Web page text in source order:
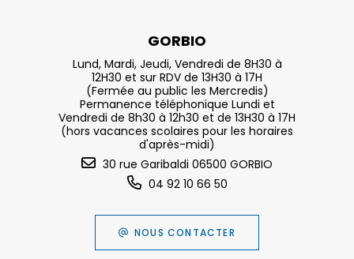
GORBIO
Lund, Mardi, Jeudi, Vendredi de 8H30 à
12H30 et sur RDV de 13H30 à 17H
(Fermée au public les Mercredis)
Permanence téléphonique Lundi et
Vendredi de 8h30 à 12h30 et de 13H30 à 17H
(hors vacances scolaires pour les horaires
d'après-midi)
30 rue Garibaldi 06500 GORBIO
04 92 10 66 50
NOUS CONTACTER